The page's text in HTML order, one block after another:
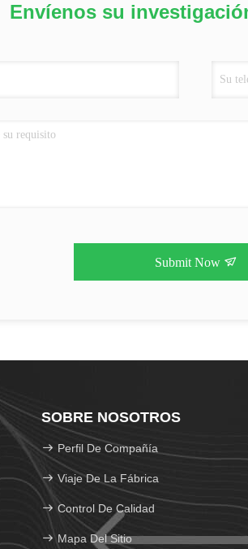
Envíenos su
Submit Now
SOBRE NOSOTROS
Perfil De Compañía
Viaje De La Fábrica
Control De Calidad
Mapa Del Sitio